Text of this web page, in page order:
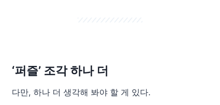
‘퍼즐’ 조각 하나 더
다만, 하나 더 생각해 봐야 할 게 있다.